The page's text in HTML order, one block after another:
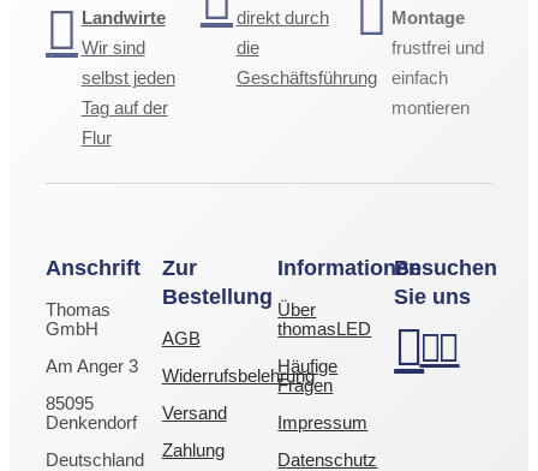
Landwirte
Wir sind
selbst jeden
Tag auf der
Flur
direkt durch
die
Geschäftsführung
Montage
frustfrei und
einfach
montieren
Anschrift
Thomas
GmbH
Am Anger 3
85095
Denkendorf
Deutschland
Zur
Bestellung
AGB
Widerrufsbelehrung
Versand
Zahlung
Informationen
Über
thomasLED
Häufige
Fragen
Impressum
Datenschutz
Besuchen
Sie uns